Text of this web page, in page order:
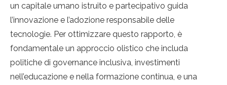
un capitale umano istruito e partecipativo guida
l’innovazione e l’adozione responsabile delle
tecnologie. Per ottimizzare questo rapporto, è
fondamentale un approccio olistico che includa
politiche di governance inclusiva, investimenti
nell’educazione e nella formazione continua, e una